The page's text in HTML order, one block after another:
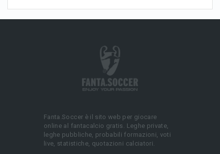
Fanta.Soccer è il sito web per giocare
online al fantacalcio gratis. Leghe private,
leghe pubbliche, probabili formazioni, voti
live, statistiche, quotazioni calciatori.